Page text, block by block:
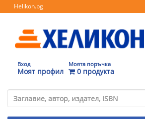
Helikon.bg
Вход
Моят профил
Моята поръчка
0 продукта